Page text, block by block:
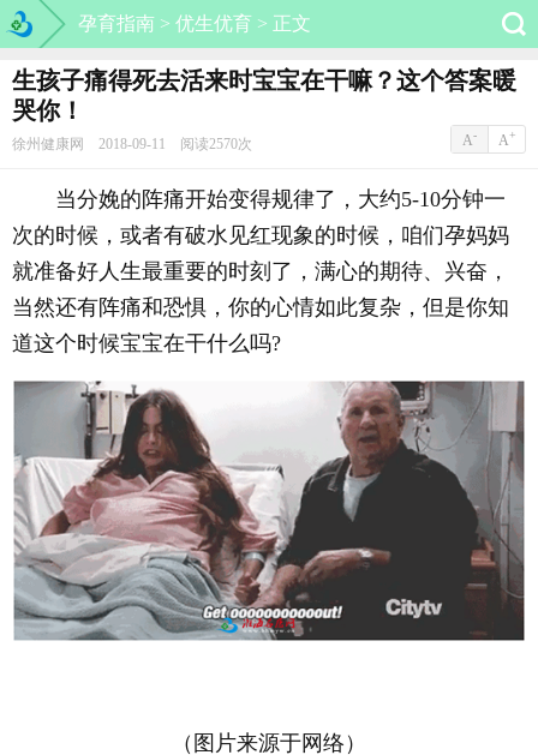
孕育指南 > 优生优育 > 正文
生孩子痛得死去活来时宝宝在干嘛？这个答案暖
哭你！
徐州健康网 2018-09-11 阅读2570次 A- A+
当分娩的阵痛开始变得规律了，大约5-10分钟一
次的时候，或者有破水见红现象的时候，咱们孕妈妈
就准备好人生最重要的时刻了，满心的期待、兴奋，
当然还有阵痛和恐惧，你的心情如此复杂，但是你知
道这个时候宝宝在干什么吗?
（图片来源于网络）